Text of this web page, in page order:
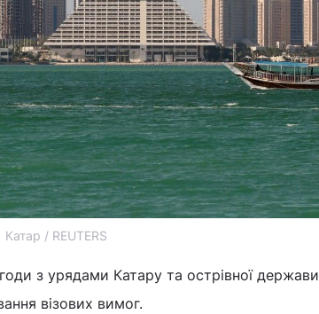
Катар / REUTERS
з урядами Катару та острівної держави
візових вимог.